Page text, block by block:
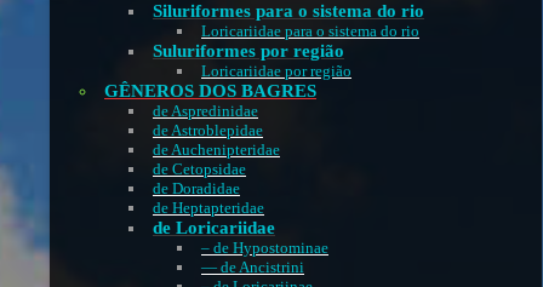
Siluriformes para o sistema do rio
Loricariidae para o sistema do rio
Suluriformes por região
Loricariidae por região
GÊNEROS DOS BAGRES
de Aspredinidae
de Astroblepidae
de Auchenipteridae
de Cetopsidae
de Doradidae
de Heptapteridae
de Loricariidae
– de Hypostominae
— de Ancistrini